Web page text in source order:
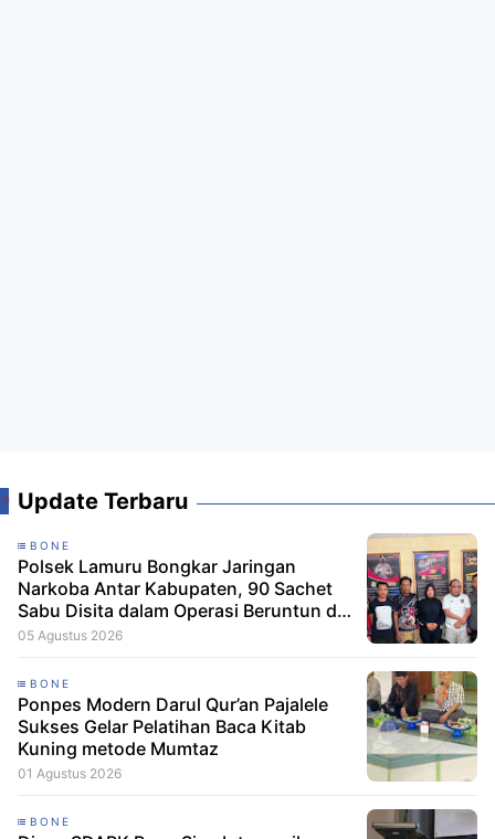
Update Terbaru
BONE
Polsek Lamuru Bongkar Jaringan
Narkoba Antar Kabupaten, 90 Sachet
Sabu Disita dalam Operasi Beruntun di
Bone dan Soppeng
05 Agustus 2026
BONE
Ponpes Modern Darul Qur’an Pajalele
Sukses Gelar Pelatihan Baca Kitab
Kuning metode Mumtaz
01 Agustus 2026
BONE